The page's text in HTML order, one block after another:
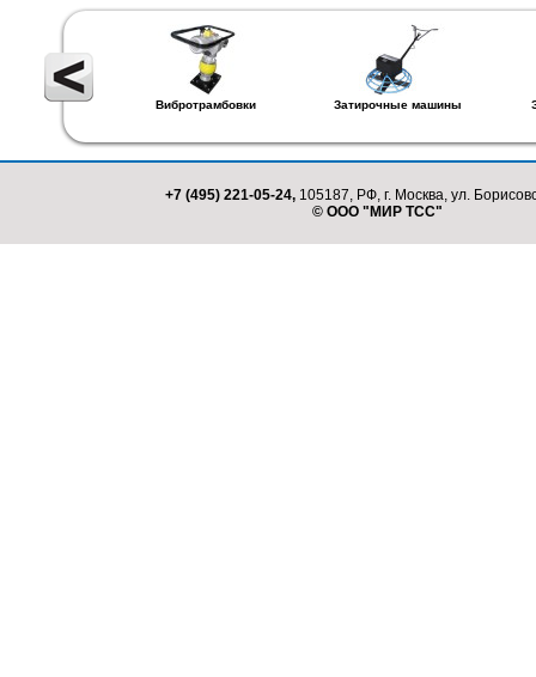
Вибротрамбовки Затирочные машины
+7 (495) 221-05-24, 105187, РФ, г. Москва, ул.
© ООО "МИР ТСС"